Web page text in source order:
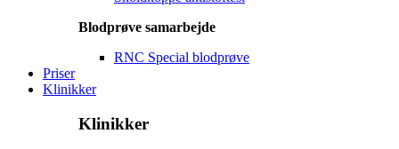
Blodprøve samarbejde
RNC Special blodprøve
Priser
Klinikker
Klinikker